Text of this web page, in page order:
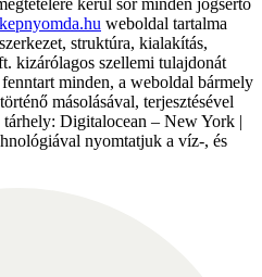
kerül sor minden jogsértő
weboldal tartalma
struktúra, kialakítás,
kizárólagos szellemi tulajdonát
minden, a weboldal bármely
másolásával, terjesztésével
Digitalocean – New York |
nyomtatjuk a víz-, és